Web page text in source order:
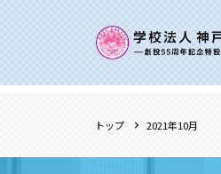
トップ 2021年10月